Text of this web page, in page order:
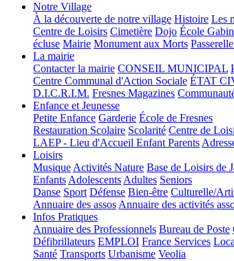
Notre Village
À la découverte de notre village Histoire Les
Centre de Loisirs Cimetière Dojo École
écluse Mairie Monument aux Morts
La mairie
Contacter la mairie CONSEIL MUNICIPAL
Centre Communal d'Action Sociale ÉTAT
D.I.C.R.I.M. Fresnes Magazines
Enfance et Jeunesse
Petite Enfance Garderie École de Fresnes
Restauration Scolaire Scolarité Centre de
LAEP - Lieu d'Accueil Enfant Parents
Loisirs
MusiqueActivités Nature Base de Loisirs de
EnfantsAdolescentsAdultes Seniors
Danse Sport Défense Bien-être Culturelle/
Annuaire des assosAnnuaire des activités
Infos Pratiques
Annuaire des Professionnels Bureau de Poste
Défibrillateurs EMPLOI France Services
Santé Transports Urbanisme Veolia